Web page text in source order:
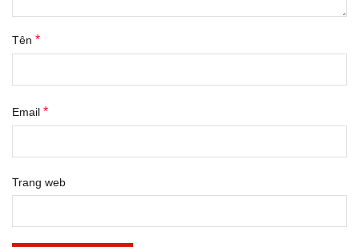
Tên *
Email *
Trang web